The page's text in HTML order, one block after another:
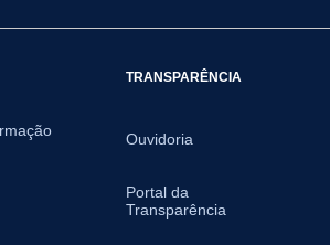
TRANSPARÊNCIA
Ouvidoria
Portal da
Transparência